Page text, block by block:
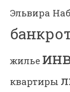
Эльвира
жилье
квартиры